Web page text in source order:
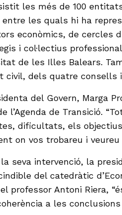
les més de 100
entre les quals hi ha
econòmics, de cercles
i col·lectius
de les Illes Balears.
civil, dels quatre consells
del Govern, Marga
l’Agenda de Transició.
dificultats, els
on vos trobareu i
seva intervenció, la
del catedràtic
professor Antoni Riera,
a les